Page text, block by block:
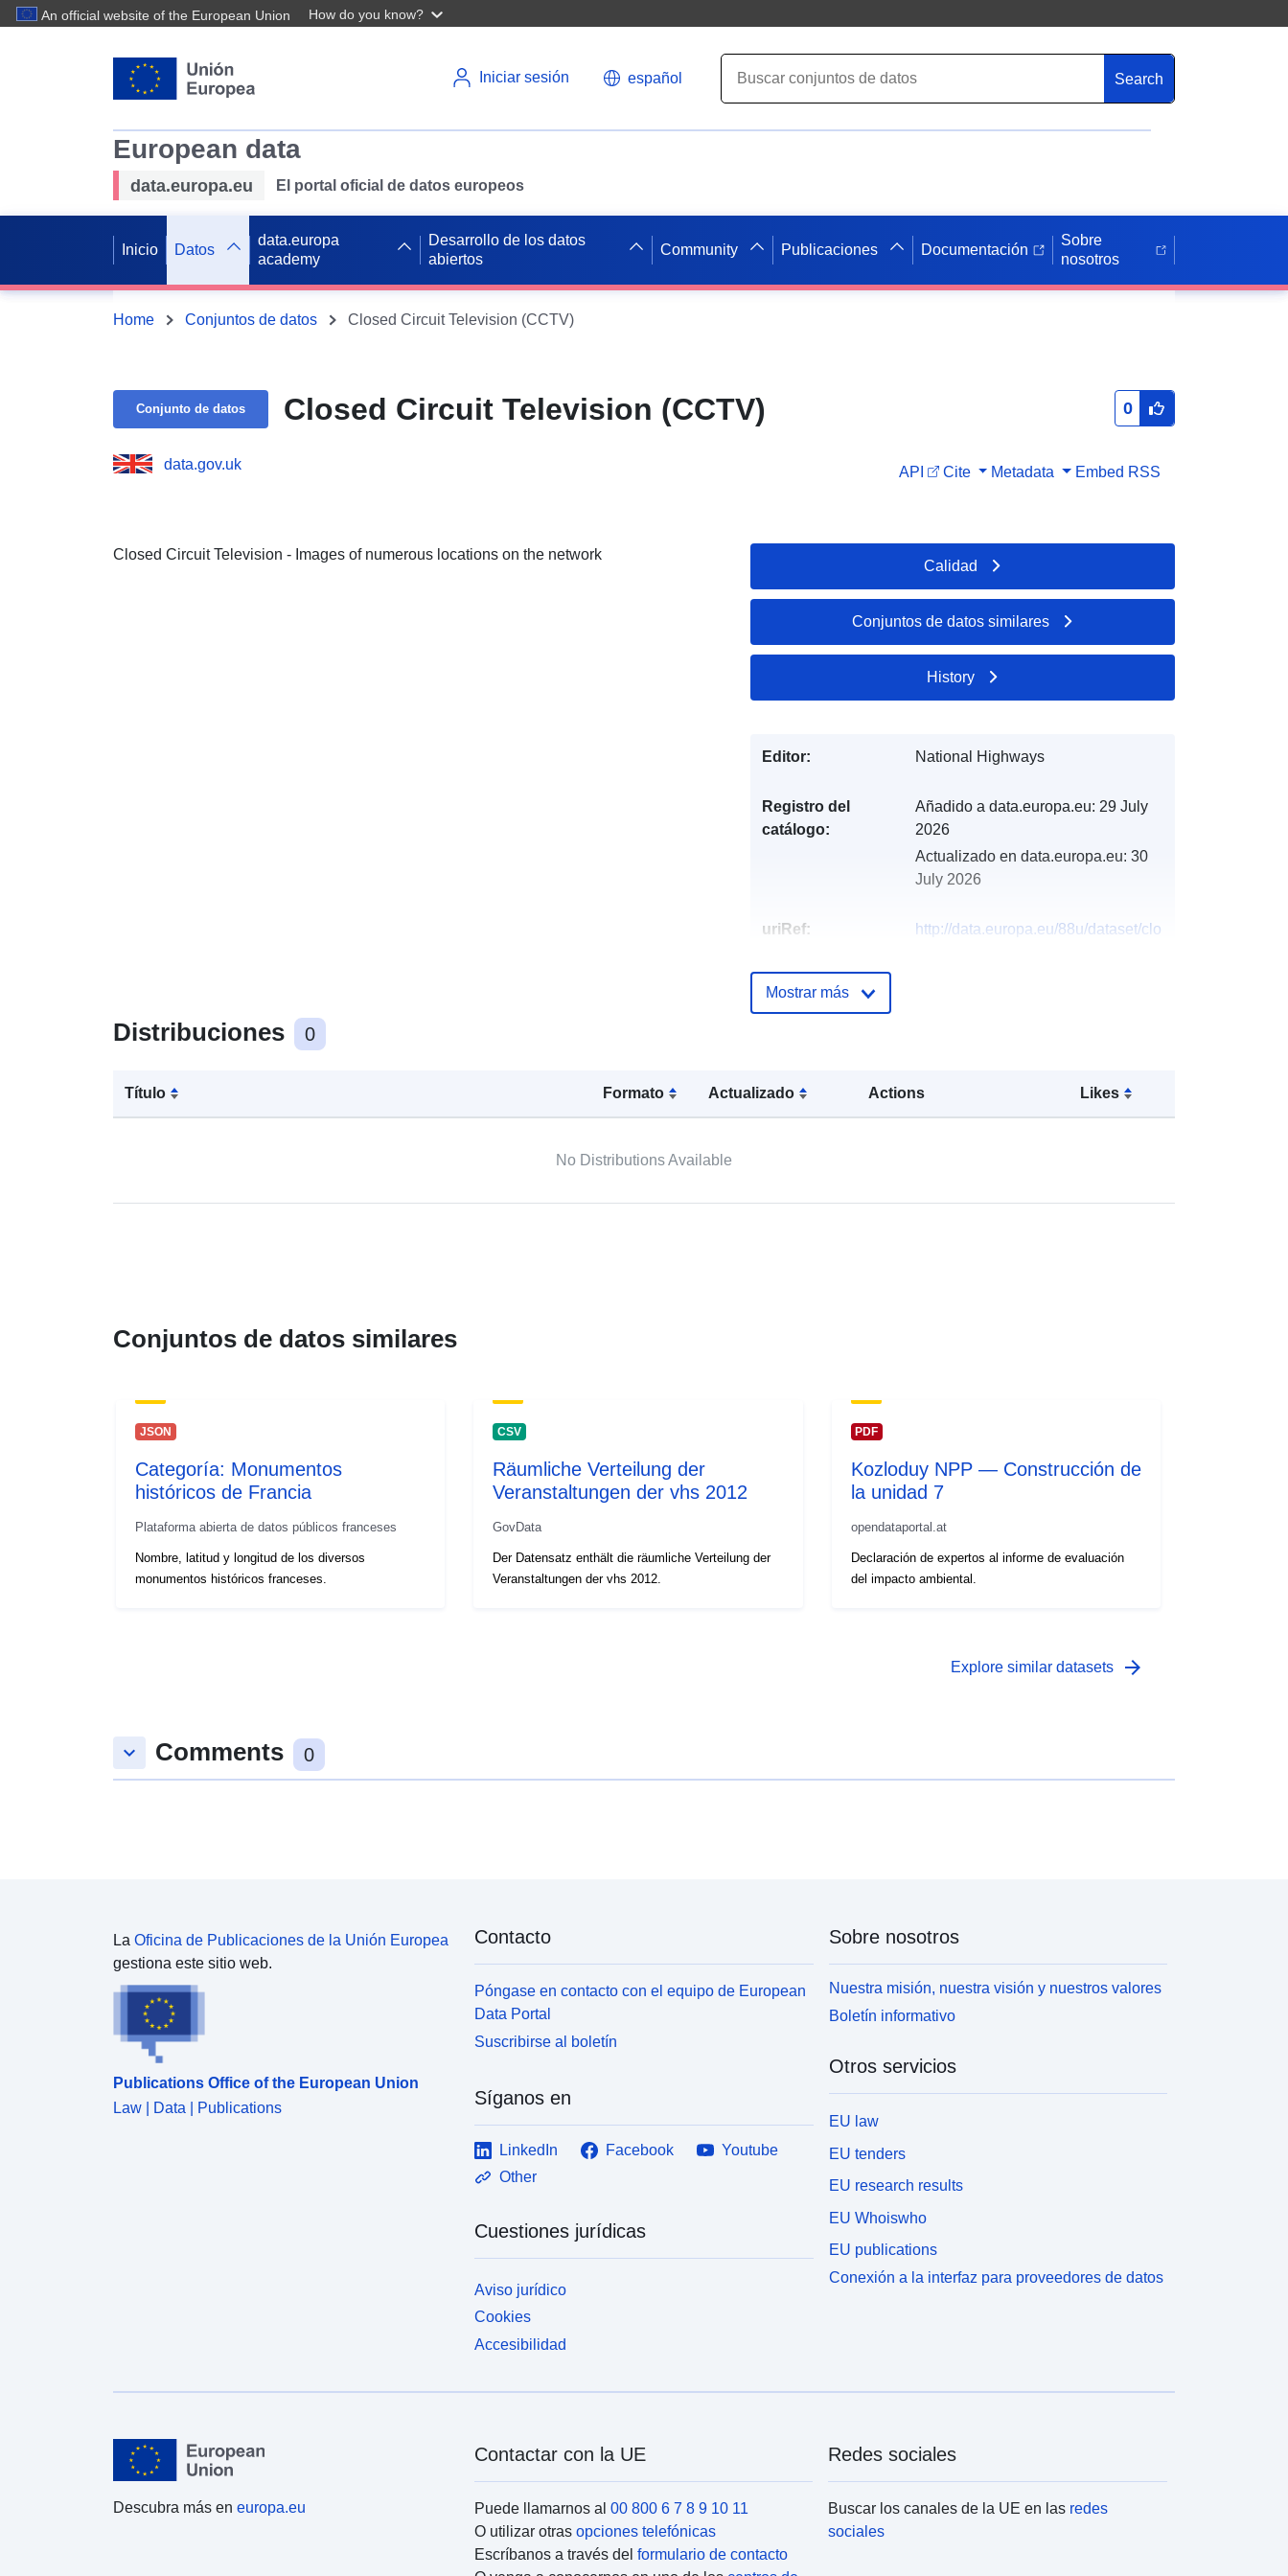
An official website of the European Union How do you know?
Iniciar sesión español Search
European data
data.europa.eu El portal oficial de datos europeos
Inicio Datos
data.europa
academy
Desarrollo de los datos
abiertos
Community Publicaciones Documentación
Sobre
nosotros
Home Conjuntos de datos Closed Circuit Television (CCTV)
Conjunto de datos Closed Circuit Television (CCTV) 0
data.gov.uk API Cite Metadata Embed RSS
Closed Circuit Television - Images of numerous locations on the network
Distribuciones 0
Título Formato Actualizado Actions Likes
No Distributions Available
Calidad
Conjuntos de datos similares
History
Editor: National Highways
Registro del
catálogo:
Añadido a data.europa.eu: 29 July
2026
Actualizado en data.europa.eu: 30
July 2026
uriRef:
http://data.europa.eu/88u/dataset/clo
Mostrar más
Conjuntos de datos similares
JSON
Categoría: Monumentos
históricos de Francia
Plataforma abierta de datos públicos franceses
Nombre, latitud y longitud de los diversos
monumentos históricos franceses.
CSV
Räumliche Verteilung der
Veranstaltungen der vhs 2012
GovData
Der Datensatz enthält die räumliche Verteilung der
Veranstaltungen der vhs 2012.
PDF
Kozloduy NPP — Construcción de
la unidad 7
opendataportal.at
Declaración de expertos al informe de evaluación
del impacto ambiental.
Explore similar datasets arrow_forward
keyboard_arrow_down Comments 0
La Oficina de Publicaciones de la Unión Europea
gestiona este sitio web.
Publications Office of the European Union
Law | Data | Publications
Contacto
Póngase en contacto con el equipo de European
Data Portal
Suscribirse al boletín
Síganos en
LinkedIn Facebook
Youtube
Other
Cuestiones jurídicas
Aviso jurídico
Cookies
Accesibilidad
Sobre nosotros
Nuestra misión, nuestra visión y nuestros valores
Boletín informativo
Otros servicios
EU law
EU tenders
EU research results
EU Whoiswho
EU publications
Conexión a la interfaz para proveedores de datos
Descubra más en europa.eu
Contactar con la UE
Puede llamarnos al 00 800 6 7 8 9 10 11
O utilizar otras opciones telefónicas
Escríbanos a través del formulario de contacto
Redes sociales
Buscar los canales de la UE en las redes
sociales